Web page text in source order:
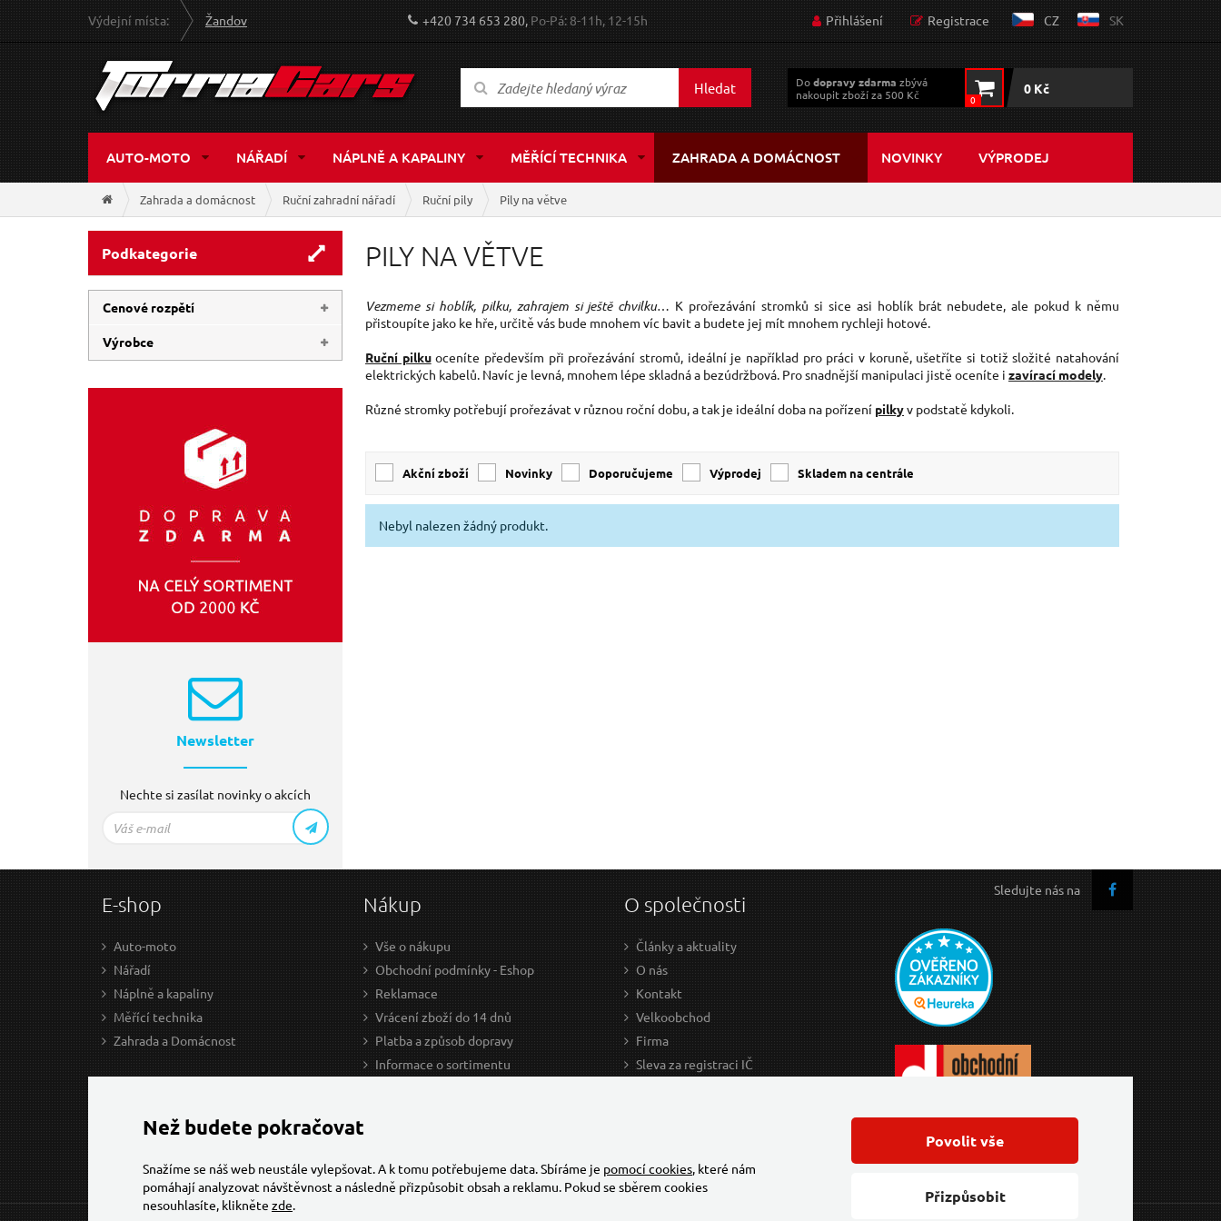
Výdejní místa: Žandov +420 734 653 280,Po-Pá: 8-11h, 12-15h Přihlášení Registrace CZ SK
Hledat Dodopravy zdarma zbývá
nakoupit zboží za 500 Kč
0
0 Kč
AUTO-MOTO NÁŘADÍ NÁPLNĚ A KAPALINY MĚŘÍCÍ TECHNIKA ZAHRADA A DOMÁCNOST NOVINKY VÝPRODEJ
Zahrada a domácnost Ruční zahradní nářadí Ruční pily Pily na větve
Podkategorie
Cenové rozpětí
169 Kč 340 Kč
Výrobce
Newsletter
Nechte si zasílat novinky o akcích
PILY NA VĚTVE
Vezmeme si hoblík, pilku, zahrajem si ještě chvilku… K prořezávání stromků si sice asi hoblík brát nebudete, ale pokud k němu
přistoupíte jako ke hře, určitě vás bude mnohem víc bavit a budete jej mít mnohem rychleji hotové.
Ruční pilkuoceníte především při prořezávání stromů, ideální je například pro práci v koruně, ušetříte si totiž složité natahování
elektrických kabelů. Navíc je levná, mnohem lépe skladná a bezúdržbová. Pro snadnější manipulaci jistě oceníte i zavírací modely.
Různé stromky potřebují prořezávat v různou roční dobu, a tak je ideální doba na pořízení pilkyv podstatě kdykoli.
Akční zboží Novinky Doporučujeme Výprodej skladem na centrále
Nebyl nalezen žádný produkt.
Sledujte nás na
E-shop
Auto-moto
Nářadí
Náplně a kapaliny
Měřící technika
Zahrada a Domácnost
Nákup
Vše o nákupu
Obchodní podmínky - Eshop
Reklamace
Vrácení zboží do 14 dnů
Platba a způsob dopravy
Informace o sortimentu
O společnosti
Články a aktuality
O nás
Kontakt
Velkoobchod
Firma
Sleva za registraci IČ
Než budete pokračovat
Snažíme se náš web neustále vylepšovat. A k tomu potřebujeme data. Sbíráme je pomocí cookies, které nám
pomáhají analyzovat návštěvnost a následně přizpůsobit obsah a reklamu. Pokud se sběrem cookies
nesouhlasíte, klikněte zde. Přizpůsobit
Povolit vše